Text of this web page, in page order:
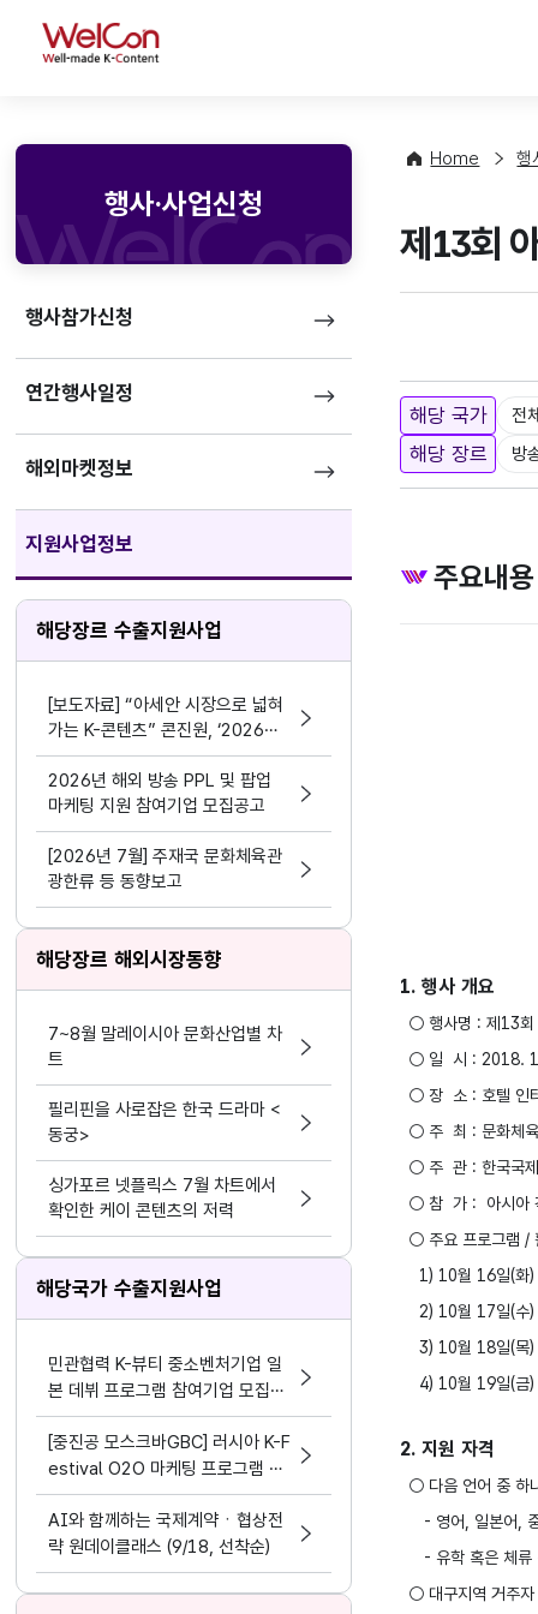
WelCon
행사·사업신청
행사참가신청
연간행사일정
해외마켓정보
지원사업정보
해당장르 수출지원사업
[보도자료] “아세안 시장으로 넓혀
가는 K-콘텐츠” 콘진원, ‘2026
한-아세안 K-콘텐츠 비즈위크’성공
적 마무리
2026년 해외 방송 PPL 및 팝업
마케팅 지원 참여기업 모집공고
[2026년 7월] 주재국 문화체육관
광한류 등 동향보고
해당장르 해외시장동향
7~8월 말레이시아 문화산업별 차
트
필리핀을 사로잡은 한국 드라마 <
동궁>
싱가포르 넷플릭스 7월 차트에서
확인한 케이 콘텐츠의 저력
해당국가 수출지원사업
민관협력 K-뷰티 중소벤처기업 일
본 데뷔 프로그램 참여기업 모집공
고
[중진공 모스크바GBC] 러시아 K-F
estival O2O 마케팅 프로그램 참
여기업 모집 공고(~8.19)
AI와 함께하는 국제계약ㆍ협상전
략 원데이클래스 (9/18, 선착순)
Home 행
제13회
해당 국가 전
해당 장르 방
주요내용
1. 행사 개요
○ 행사명 : 제13
○ 일 시 : 2018.
○ 장 소 : 호텔 인
○ 주 최 : 문화체
○ 주 관 : 한국국제
○ 참 가 : 아시아
○ 주요 프로그램 /
1) 10월 16일(화)
2) 10월 17일(수) :
3) 10월 18일(목)
4) 10월 19일(금)
2. 지원 자격
○ 다음 언어 중 하
- 영어, 일본어, 중
- 유학 혹은 체류
○ 대구지역 거주자